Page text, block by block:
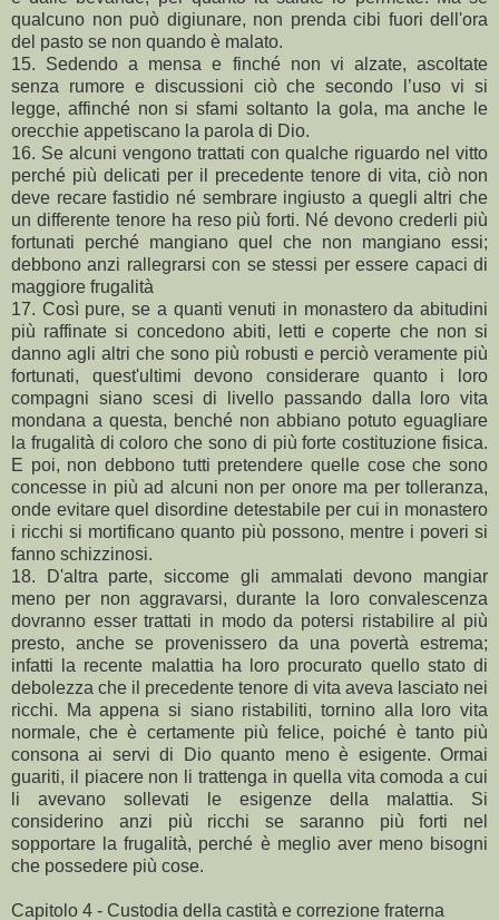
qualcuno non può digiunare, non prenda cibi fuori dell'ora
del pasto se non quando è malato.
15. Sedendo a mensa e finché non vi alzate, ascoltate
senza rumore e discussioni ciò che secondo l’uso vi si
legge, affinché non si sfami soltanto la gola, ma anche le
orecchie appetiscano la parola di Dio.
16. Se alcuni vengono trattati con qualche riguardo nel vitto
perché più delicati per il precedente tenore di vita, ciò non
deve recare fastidio né sembrare ingiusto a quegli altri che
un differente tenore ha reso più forti. Né devono crederli più
fortunati perché mangiano quel che non mangiano essi;
debbono anzi rallegrarsi con se stessi per essere capaci di
maggiore frugalità
17. Così pure, se a quanti venuti in monastero da abitudini
più raffinate si concedono abiti, letti e coperte che non si
danno agli altri che sono più robusti e perciò veramente più
fortunati, quest'ultimi devono considerare quanto i loro
compagni siano scesi di livello passando dalla loro vita
mondana a questa, benché non abbiano potuto eguagliare
la frugalità di coloro che sono di più forte costituzione fisica.
E poi, non debbono tutti pretendere quelle cose che sono
concesse in più ad alcuni non per onore ma per tolleranza,
onde evitare quel disordine detestabile per cui in monastero
i ricchi si mortificano quanto più possono, mentre i poveri si
fanno schizzinosi.
18. D'altra parte, siccome gli ammalati devono mangiar
meno per non aggravarsi, durante la loro convalescenza
dovranno esser trattati in modo da potersi ristabilire al più
presto, anche se provenissero da una povertà estrema;
infatti la recente malattia ha loro procurato quello stato di
debolezza che il precedente tenore di vita aveva lasciato nei
ricchi. Ma appena si siano ristabiliti, tornino alla loro vita
normale, che è certamente più felice, poiché è tanto più
consona ai servi di Dio quanto meno è esigente. Ormai
guariti, il piacere non li trattenga in quella vita comoda a cui
li avevano sollevati le esigenze della malattia. Si
considerino anzi più ricchi se saranno più forti nel
sopportare la frugalità, perché è meglio aver meno bisogni
che possedere più cose.
Capitolo 4 - Custodia della castità e correzione fraterna